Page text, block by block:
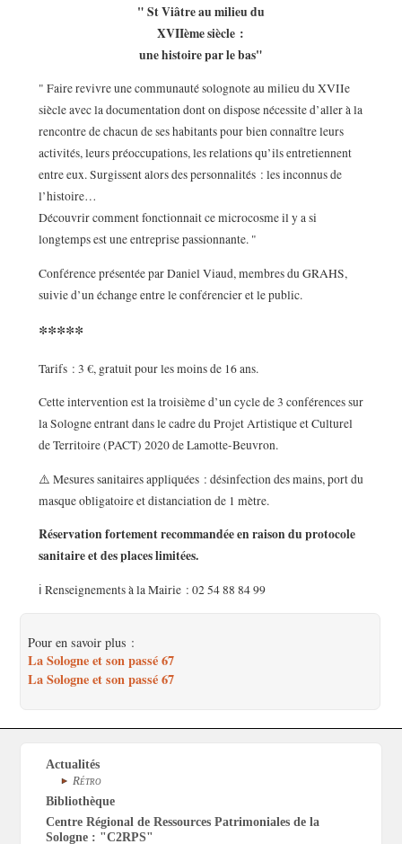
" St Viâtre au milieu du
XVIIème siècle :
une histoire par le bas"
" Faire revivre une communauté solognote au milieu du XVIIe
siècle avec la documentation dont on dispose nécessite d’aller à la
rencontre de chacun de ses habitants pour bien connaître leurs
activités, leurs préoccupations, les relations qu’ils entretiennent
entre eux. Surgissent alors des personnalités : les inconnus de
l’histoire…
Découvrir comment fonctionnait ce microcosme il y a si
longtemps est une entreprise passionnante. "
Conférence présentée par Daniel Viaud, membres du GRAHS,
suivie d’un échange entre le conférencier et le public.
*****
Tarifs : 3 €, gratuit pour les moins de 16 ans.
Cette intervention est la troisième d’un cycle de 3 conférences sur
la Sologne entrant dans le cadre du Projet Artistique et Culturel
de Territoire (PACT) 2020 de Lamotte-Beuvron.
⚠️ Mesures sanitaires appliquées : désinfection des mains, port du
masque obligatoire et distanciation de 1 mètre.
Réservation fortement recommandée en raison du protocole
sanitaire et des places limitées.
ℹ️ Renseignements à la Mairie : 02 54 88 84 99
Pour en savoir plus :
La Sologne et son passé 67
La Sologne et son passé 67
Actualités
Rétro
Bibliothèque
Centre Régional de Ressources Patrimoniales de la
Sologne : "C2RPS"